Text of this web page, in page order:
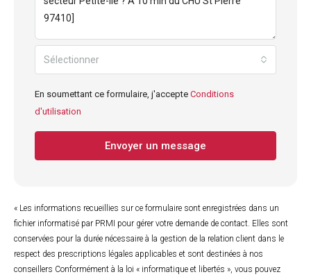
Sélectionner
En soumettant ce formulaire, j'accepte Conditions
d'utilisation
Envoyer un message
« Les informations recueillies sur ce formulaire sont enregistrées dans un
fichier informatisé par PRMI pour gérer votre demande de contact. Elles sont
conservées pour la durée nécessaire à la gestion de la relation client dans le
respect des prescriptions légales applicables et sont destinées à nos
conseillers Conformément à la loi « informatique et libertés », vous pouvez